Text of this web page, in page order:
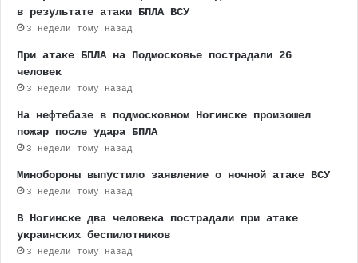
в результате атаки БПЛА ВСУ
3 недели тому назад
При атаке БПЛА на Подмосковье пострадали 26
человек
3 недели тому назад
На нефтебазе в подмосковном Ногинске произошел
пожар после удара БПЛА
3 недели тому назад
Минобороны выпустило заявление о ночной атаке ВСУ
3 недели тому назад
В Ногинске два человека пострадали при атаке
украинских беспилотников
3 недели тому назад